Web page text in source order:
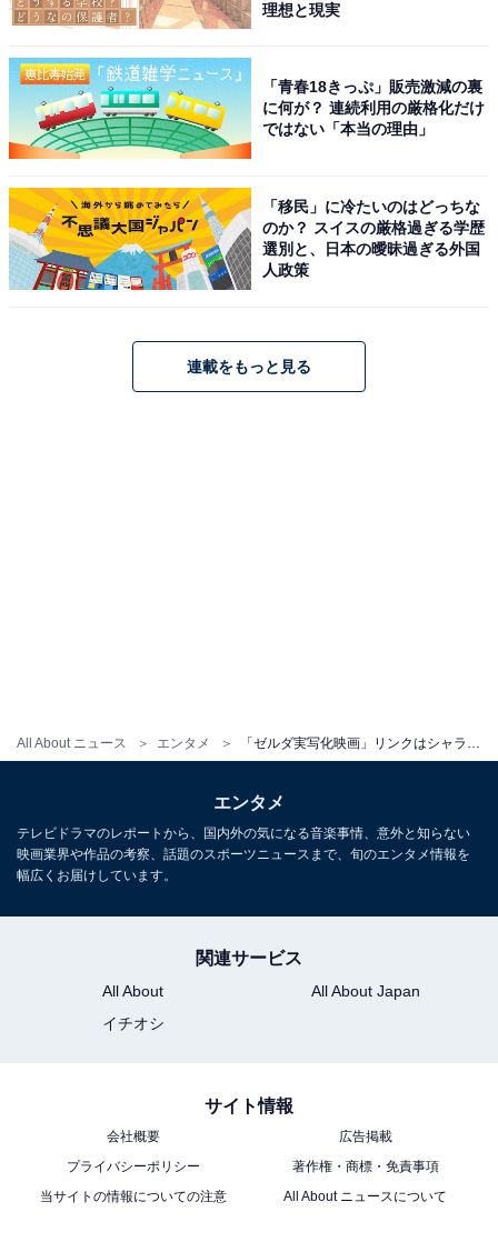
All About ニュース エンタメ
理想と現実
「青春18きっぷ」販売激減の裏
に何が？ 連続利用の厳格化だけ
ではない「本当の理由」
「移民」に冷たいのはどっちな
のか？ スイスの厳格過ぎる学歴
選別と、日本の曖昧過ぎる外国
人政策
連載をもっと見る
エンタメ
テレビドラマのレポートから、国内外の気になる音楽事情、意外と知らない
映画業界や作品の考察、話題のスポーツニュースまで、旬のエンタメ情報を
幅広くお届けしています。
関連サービス
All About
All About Japan
イチオシ
サイト情報
会社概要
広告掲載
プライバシーポリシー
著作権・商標・免責事項
当サイトの情報についての注意
All About ニュースについて